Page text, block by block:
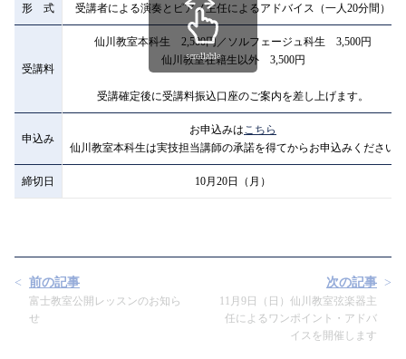
形 式 受講者による演奏とピアノ主任によるアドバイス（一人20分間）
受講料
仙川教室本科生 2,500円／ソルフェージュ科生 3,500円
仙川教室在籍生以外 3,500円
受講確定後に受講料振込口座のご案内を差し上げます。
申込み
お申込みはこちら
仙川教室本科生は実技担当講師の承諾を得てからお申込みください
締切日 10月20日（月）
scrollable
前の記事
富士教室公開レッスンのお知ら
せ
次の記事
11月9日（日）仙川教室弦楽器主
任によるワンポイント・アドバ
イスを開催します